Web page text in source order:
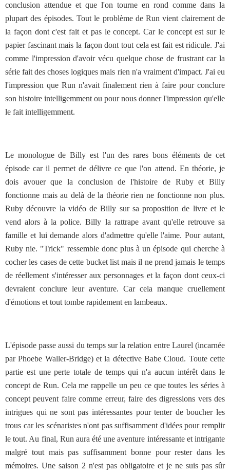
conclusion attendue et que l'on tourne en rond comme dans la
plupart des épisodes. Tout le problème de Run vient clairement de
la façon dont c'est fait et pas le concept. Car le concept est sur le
papier fascinant mais la façon dont tout cela est fait est ridicule. J'ai
comme l'impression d'avoir vécu quelque chose de frustrant car la
série fait des choses logiques mais rien n'a vraiment d'impact. J'ai eu
l'impression que Run n'avait finalement rien à faire pour conclure
son histoire intelligemment ou pour nous donner l'impression qu'elle
le fait intelligemment.
Le monologue de Billy est l'un des rares bons éléments de cet
épisode car il permet de délivre ce que l'on attend. En théorie, je
dois avouer que la conclusion de l'histoire de Ruby et Billy
fonctionne mais au delà de la théorie rien ne fonctionne non plus.
Ruby découvre la vidéo de Billy sur sa proposition de livre et le
vend alors à la police. Billy la rattrape avant qu'elle retrouve sa
famille et lui demande alors d'admettre qu'elle l'aime. Pour autant,
Ruby nie. "Trick" ressemble donc plus à un épisode qui cherche à
cocher les cases de cette bucket list mais il ne prend jamais le temps
de réellement s'intéresser aux personnages et la façon dont ceux-ci
devraient conclure leur aventure. Car cela manque cruellement
d'émotions et tout tombe rapidement en lambeaux.
L'épisode passe aussi du temps sur la relation entre Laurel (incarnée
par Phoebe Waller-Bridge) et la détective Babe Cloud. Toute cette
partie est une perte totale de temps qui n'a aucun intérêt dans le
concept de Run. Cela me rappelle un peu ce que toutes les séries à
concept peuvent faire comme erreur, faire des digressions vers des
intrigues qui ne sont pas intéressantes pour tenter de boucher les
trous car les scénaristes n'ont pas suffisamment d'idées pour remplir
le tout. Au final, Run aura été une aventure intéressante et intrigante
malgré tout mais pas suffisamment bonne pour rester dans les
mémoires. Une saison 2 n'est pas obligatoire et je ne suis pas sûr